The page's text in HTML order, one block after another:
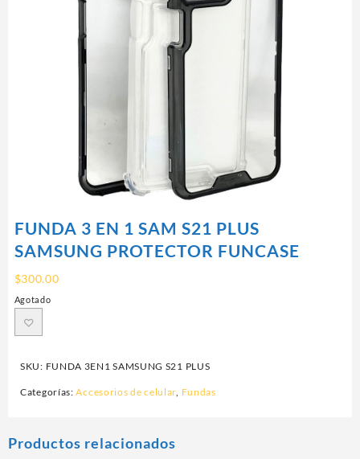
FUNDA 3 EN 1 SAM S21 PLUS
SAMSUNG PROTECTOR FUNCASE
$300.00
Agotado
SKU: FUNDA 3EN1 SAMSUNG S21 PLUS
Categorías:Accesorios de celular, Fundas
Productos relacionados